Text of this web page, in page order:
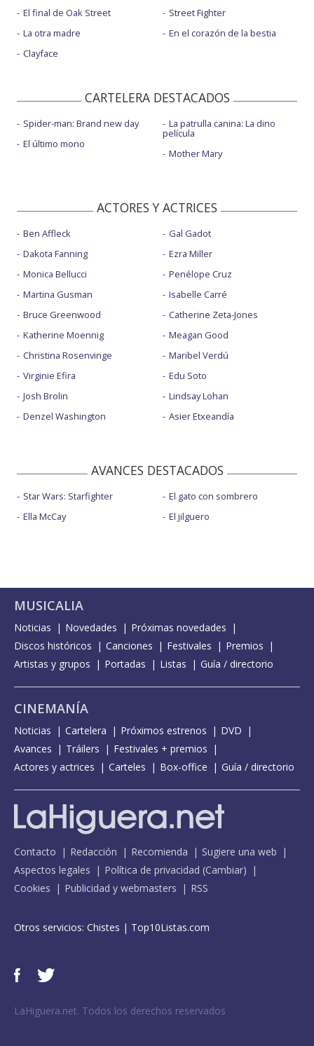
El final de Oak Street
La otra madre
Clayface
Street Fighter
En el corazón de la bestia
CARTELERA DESTACADOS
Spider-man: Brand new day
El último mono
La patrulla canina: La dino
película
Mother Mary
ACTORES Y ACTRICES
Ben Affleck
Dakota Fanning
Monica Bellucci
Martina Gusman
Bruce Greenwood
Katherine Moennig
Christina Rosenvinge
Virginie Efira
Josh Brolin
Denzel Washington
Gal Gadot
Ezra Miller
Penélope Cruz
Isabelle Carré
Catherine Zeta-Jones
Meagan Good
Maribel Verdú
Edu Soto
Lindsay Lohan
Asier Etxeandía
AVANCES DESTACADOS
Star Wars: Starfighter
Ella McCay
El gato con sombrero
El jilguero
MUSICALIA
Noticias Novedades
Próximas novedades
Discos históricos
Canciones Festivales
Premios
Artistas y grupos
Portadas Listas Guía / directorio
CINEMANÍA
Noticias Cartelera Próximos estrenos
DVD
Avances
Tráilers
Festivales + premios
Actores y actrices
Carteles Box-office Guía / directorio
Contacto Redacción Recomienda
Sugiere una web
Aspectos legales
Política de privacidad (Cambiar)
Cookies
Publicidad y webmasters RSS
Otros servicios: Chistes | Top10Listas.com
LaHiguera.net. Todos los derechos reservados